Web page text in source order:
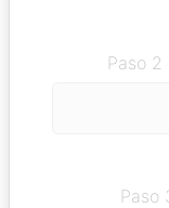
Paso
Paso